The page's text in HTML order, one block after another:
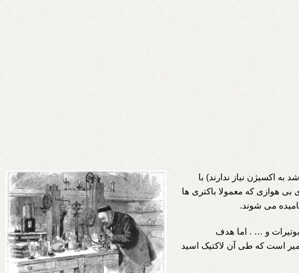
اکسیژن نیاز ندارند) با
بی هوازی که معمولا باکتری ها
می شوند.
بوتیرات و … . اما هدف
است که طی آن لاکتیک اسید